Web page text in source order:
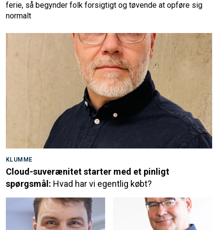
ferie, så begynder folk forsigtigt og tøvende at opføre sig
normalt
KLUMME
Cloud-suverænitet starter med et pinligt
spørgsmål: Hvad har vi egentlig købt?